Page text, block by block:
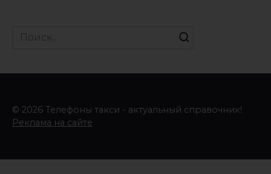
Search
© 2026 Телефоны такси - актуальный справочник!
Реклама на сайте